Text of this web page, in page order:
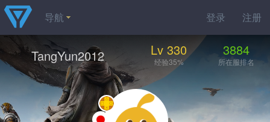
登录 注册
导航
TangYun2012 Lv 330
经验35%
3884
所在服排名